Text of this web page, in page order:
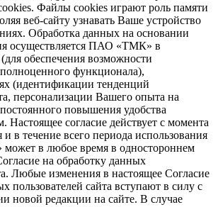
Файлы cookies играют роль памяти
веб-сайту узнавать Ваше устройство
Обработка данных на основании
осуществляется ПАО «ТМК» в
обеспечения возможности
функционала),
(идентификации тенденций
персонализации Вашего опыта на
повышения удобства
Настоящее согласие действует с момента
и в течение всего периода использования
в любое время в одностороннем
на обработку данных
Любые изменения в настоящее Согласие
пользователей сайта вступают в силу с
новой редакции на сайте. В случае